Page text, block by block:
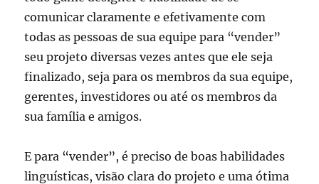
comunicar claramente e efetivamente com
todas as pessoas de sua equipe para “vender”
seu projeto diversas vezes antes que ele seja
finalizado, seja para os membros da sua equipe,
gerentes, investidores ou até os membros da
sua família e amigos.
E para “vender”, é preciso de boas habilidades
linguísticas, visão clara do projeto e uma ótima